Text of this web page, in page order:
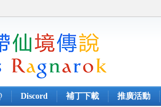
Discord 補丁下載 推廣活動